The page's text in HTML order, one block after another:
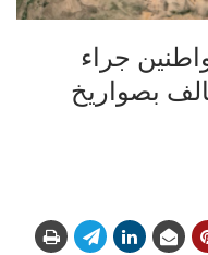
أولية..إصابة 10 مواطنين جراء
بصواريخ